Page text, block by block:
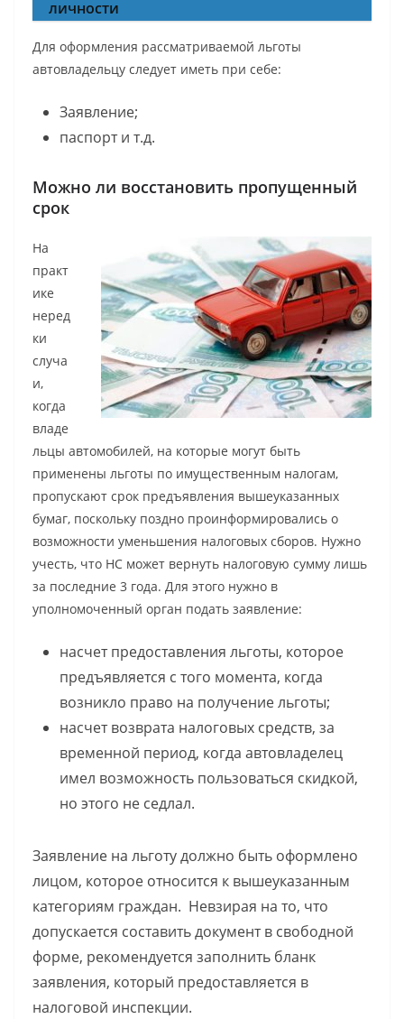
личности
Для оформления рассматриваемой льготы
автовладельцу следует иметь при себе:
Заявление;
паспорт и т.д.
Можно ли восстановить пропущенный
срок
На
практ
ике
неред
ки
случа
и,
когда
владе
льцы автомобилей, на которые могут быть
применены льготы по имущественным налогам,
пропускают срок предъявления вышеуказанных
бумаг, поскольку поздно проинформировались о
возможности уменьшения налоговых сборов. Нужно
учесть, что НС может вернуть налоговую сумму лишь
за последние 3 года. Для этого нужно в
уполномоченный орган подать заявление:
насчет предоставления льготы, которое
предъявляется с того момента, когда
возникло право на получение льготы;
насчет возврата налоговых средств, за
временной период, когда автовладелец
имел возможность пользоваться скидкой,
но этого не седлал.
Заявление на льготу должно быть оформлено
лицом, которое относится к вышеуказанным
категориям граждан. Невзирая на то, что
допускается составить документ в свободной
форме, рекомендуется заполнить бланк
заявления, который предоставляется в
налоговой инспекции.